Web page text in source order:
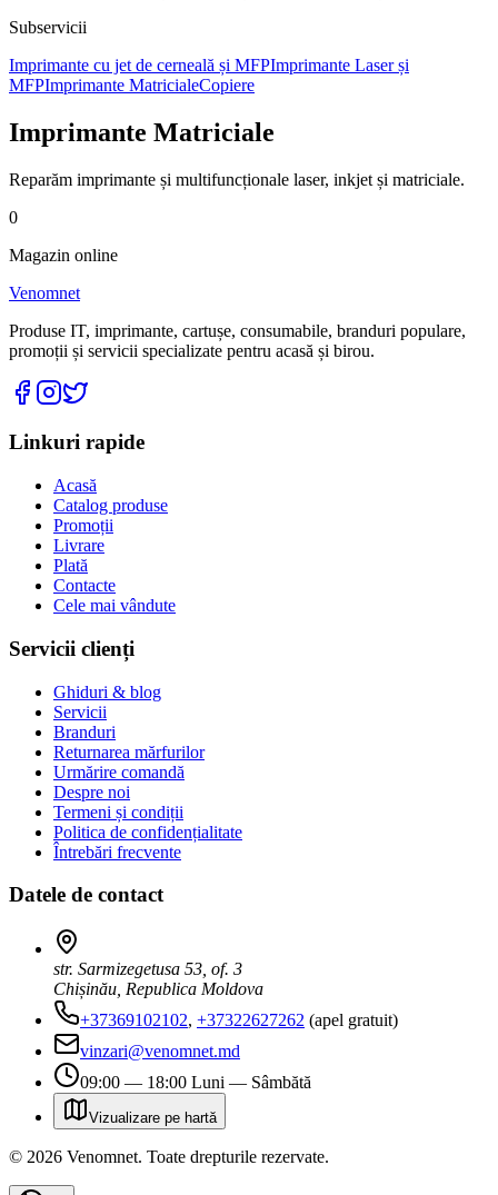
Subservicii
Imprimante cu jet de cerneală și MFPImprimante Laser și
MFPImprimante MatricialeCopiere
Imprimante Matriciale
Reparăm imprimante și multifuncționale laser, inkjet și matriciale.
0
Magazin online
Venomnet
Produse IT, imprimante, cartușe, consumabile, branduri populare,
promoții și servicii specializate pentru acasă și birou.
Linkuri rapide
Acasă
Catalog produse
Promoții
Livrare
Plată
Contacte
Cele mai vândute
Servicii clienți
Ghiduri & blog
Servicii
Branduri
Returnarea mărfurilor
Urmărire comandă
Despre noi
Termeni și condiții
Politica de confidențialitate
Întrebări frecvente
Datele de contact
str. Sarmizegetusa 53, of. 3
Chișinău, Republica Moldova
+37369102102, +37322627262 (apel gratuit)
vinzari@venomnet.md
09:00 — 18:00 Luni — Sâmbătă
Vizualizare pe hartă
© 2026 Venomnet. Toate drepturile rezervate.